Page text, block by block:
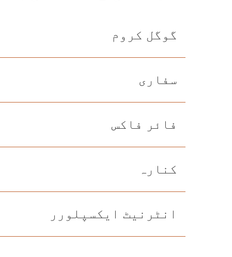
گوگل کروم
سفاری
فائر فاکس
کنارہ
انٹرنیٹ ایکسپلورر